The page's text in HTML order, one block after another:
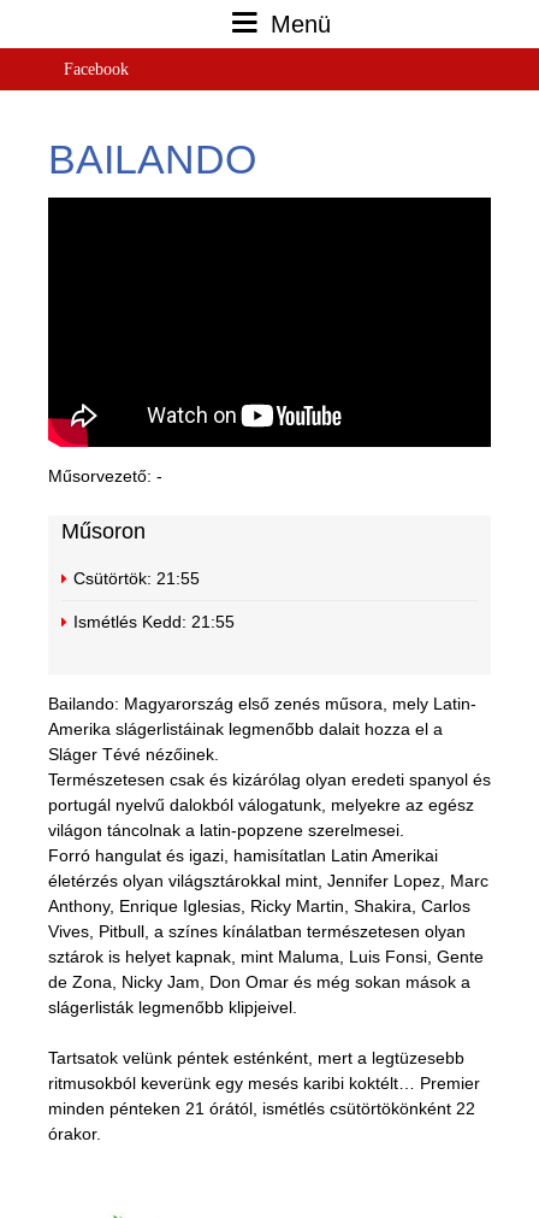
Menü
Facebook
BAILANDO
Műsorvezető: -
Műsoron
Csütörtök: 21:55
Ismétlés Kedd: 21:55
Bailando: Magyarország első zenés műsora, mely Latin-
Amerika slágerlistáinak legmenőbb dalait hozza el a
Sláger Tévé nézőinek.
Természetesen csak és kizárólag olyan eredeti spanyol és
portugál nyelvű dalokból válogatunk, melyekre az egész
világon táncolnak a latin-popzene szerelmesei.
Forró hangulat és igazi, hamisítatlan Latin Amerikai
életérzés olyan világsztárokkal mint, Jennifer Lopez, Marc
Anthony, Enrique Iglesias, Ricky Martin, Shakira, Carlos
Vives, Pitbull, a színes kínálatban természetesen olyan
sztárok is helyet kapnak, mint Maluma, Luis Fonsi, Gente
de Zona, Nicky Jam, Don Omar és még sokan mások a
slágerlisták legmenőbb klipjeivel.
Tartsatok velünk péntek esténként, mert a legtüzesebb
ritmusokból keverünk egy mesés karibi koktélt… Premier
minden pénteken 21 órától, ismétlés csütörtökönként 22
órakor.